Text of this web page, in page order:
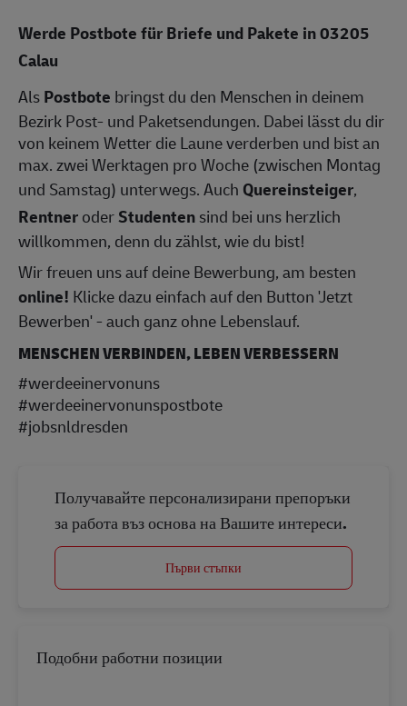
Werde Postbote für Briefe und Pakete in 03205
Calau
AlsPostbote bringst du den Menschen in deinem
Bezirk Post- und Paketsendungen. Dabei lässt du dir
von keinem Wetter die Laune verderben und bist an
max. zwei Werktagen pro Woche (zwischen Montag
und Samstag) unterwegs. Auch Quereinsteiger,
RentneroderStudentensind bei uns herzlich
willkommen, denn du zählst, wie du bist!
Wir freuen uns auf deine Bewerbung, am besten
online! Klicke dazu einfach auf den Button 'Jetzt
Bewerben' - auch ganz ohne Lebenslauf.
MENSCHEN VERBINDEN, LEBEN VERBESSERN
#werdeeinervonuns
#werdeeinervonunspostbote
#jobsnldresden
Получавайте персонализирани препоръки
за работа въз основа на Вашите интереси.
Първи стъпки
Подобни работни позиции